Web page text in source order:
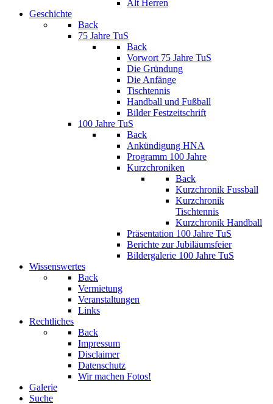
Alt Herren
Geschichte
Back
75 Jahre TuS
Back
Vorwort 75 Jahre TuS
Die Gründung
Die Anfänge
Tischtennis
Handball und Fußball
Bilder Festzeitschrift
100 Jahre TuS
Back
Ankündigung HNA
Programm 100 Jahre
Kurzchroniken
Back
Kurzchronik Fussball
Kurzchronik
Tischtennis
Kurzchronik Handball
Präsentation 100 Jahre TuS
Berichte zur Jubiläumsfeier
Bildergalerie 100 Jahre TuS
Wissenswertes
Back
Vermietung
Veranstaltungen
Links
Rechtliches
Back
Impressum
Disclaimer
Datenschutz
Wir machen Fotos!
Galerie
Suche